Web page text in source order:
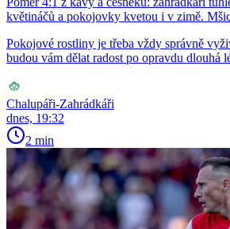
květináčů a pokojovky kvetou i v zimě.
Pokojové rostliny je třeba vždy správně
budou vám dělat radost po opravdu dlouhá
Chalupáři-Zahrádkáři
dnes, 19:32
2 min